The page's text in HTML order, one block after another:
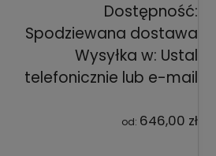
Dostępność:
Spodziewana dostawa
Wysyłka w: Ustal
telefonicznie lub e-mail
od: 646,00 zł